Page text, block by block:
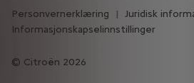
Citroën 2026
Personvernerklæring
Juridisk
Informasjonskapselinnstillinger